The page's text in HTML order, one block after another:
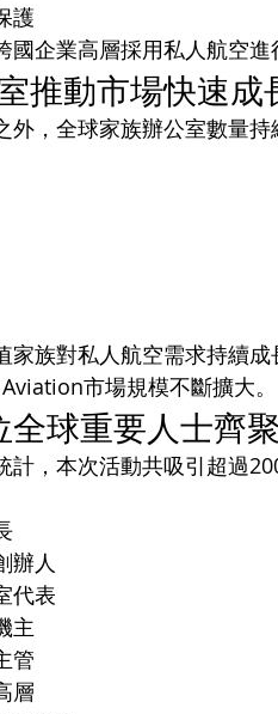
護
國企業高層採用私人航空
推動市場快速成
外，全球家族辦公室數量持
家族對私人航空需求持續成
市場規模不斷擴大。
全球重要人士齊
計，本次活動共吸引超過
辦人
代表
主
管
層